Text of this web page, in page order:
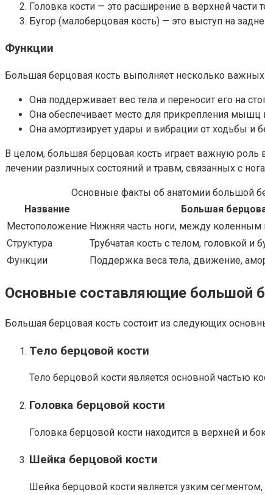
Головка кости — это расширение в верхней части
Бугор (малоберцовая кость) — это выступ на
Функции
Большая берцовая кость выполняет несколько
Она поддерживает вес тела и переносит его на
Она обеспечивает место для прикрепления мышц
Она амортизирует удары и вибрации от ходьбы и
В целом, большая берцовая кость играет важную роль
лечении различных состояний и травм, связанных с
Основные факты об анатомии большой
Название
Большая
Местоположение Нижняя часть ноги, между коленным
Структура
Трубчатая кость с телом, головкой и
Функции
Поддержка веса тела, движение,
Основные составляющие большой
Большая берцовая кость состоит из следующих
Тело берцовой кости
Тело берцовой кости является основной частью
Головка берцовой кости
Головка берцовой кости находится в верхней и
Шейка берцовой кости
Шейка берцовой кости является узким